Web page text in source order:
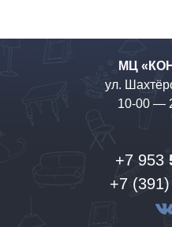
МЦ
ул.
10-00 —
+7 953
+7 (391)